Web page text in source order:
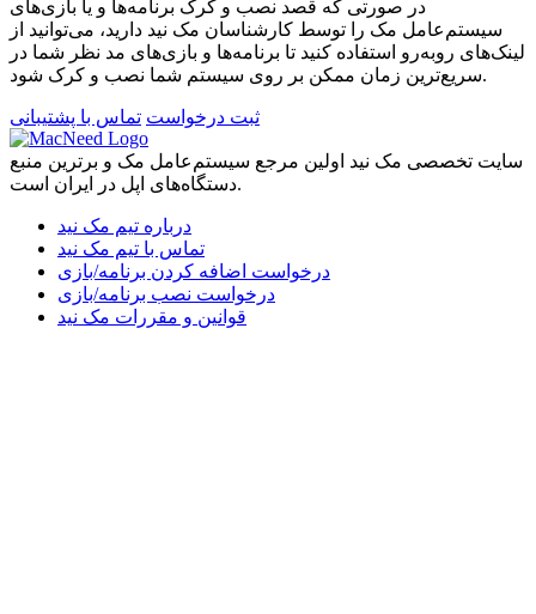
در صورتی که قصد نصب و کرک برنامه‌ها و یا بازی‌های
سیستم‌عامل مک را توسط کارشناسان مک نید دارید، می‌توانید از
لینک‌های رو‌به‌رو استفاده کنید تا برنامه‌ها و بازی‌های مد نظر شما در
سریع‌ترین زمان ممکن بر روی سیستم شما نصب و کرک شود.
ثبت درخواست تماس با پشتیبانی
سایت تخصصی مک نید اولین مرجع سیستم‌عامل مک و برترین منبع
دستگاه‌های اپل در ایران است.
درباره تیم مک نید
تماس با تیم مک نید
درخواست اضافه کردن برنامه/بازی
درخواست نصب برنامه/بازی
قوانین و مقررات مک نید